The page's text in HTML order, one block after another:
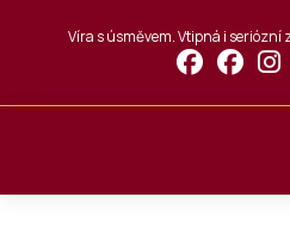
Víra s úsměvem. Vtipná i seriózní